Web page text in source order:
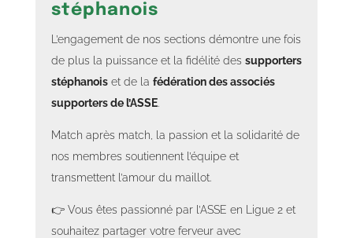
stéphanois
L’engagement de nos sections démontre une fois
de plus la puissance et la fidélité des supporters
stéphanois et de la fédération des associés
supporters de l’ASSE.
Match après match, la passion et la solidarité de
nos membres soutiennent l’équipe et
transmettent l’amour du maillot.
👉 Vous êtes passionné par l’ASSE en Ligue 2 et
souhaitez partager votre ferveur avec